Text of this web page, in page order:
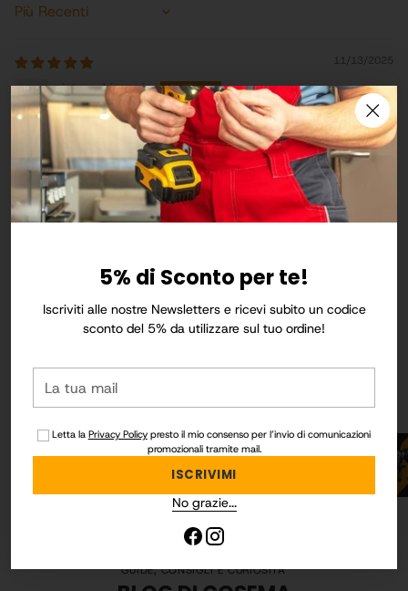
5% di Sconto per te!
Iscriviti alle nostre Newsletters e ricevi subito un codice
sconto del 5% da utilizzare sul tuo ordine!
tua
Letta la Privacy Policypresto il mio consenso per l’invio di comunicazioni
promozionali tramite mail.
ISCRIVIMI
No grazie...
Sort by
11/13/2025
pietro rubinaccio
Ottimo e resistenti simo complimenti
10/17/2025
MATTEO CATANEO
dovevano essere in acciaio inox sono in acciaio cromato, ma non
mi avete fatto sapere nulla
Esplora altre Categorie
GUIDE, CONSIGLI E CURIOSITA'